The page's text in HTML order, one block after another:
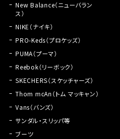
New Balance（ニューバラン
ス）
NIKE（ナイキ）
PRO-Keds（プロケッズ）
PUMA（プーマ）
Reebok（リーボック）
SKECHERS（スケッチャーズ）
Thom mcAn（トム マッキャン）
Vans（バンズ）
サンダル・スリッパ等
ブーツ